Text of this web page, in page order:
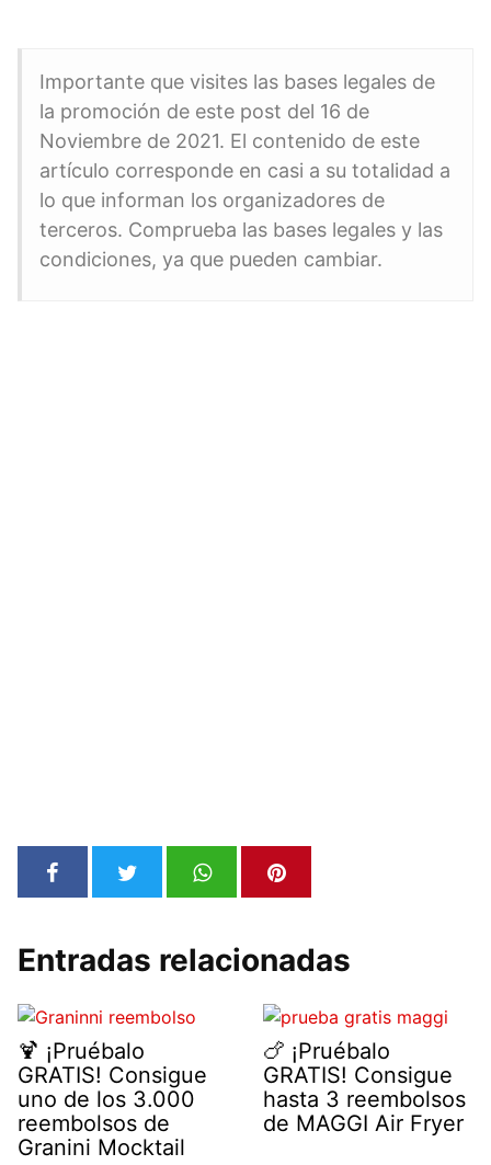
Importante que visites las bases legales de
la promoción de este post del 16 de
Noviembre de 2021. El contenido de este
artículo corresponde en casi a su totalidad a
lo que informan los organizadores de
terceros. Comprueba las bases legales y las
condiciones, ya que pueden cambiar.
Entradas relacionadas
🍹 ¡Pruébalo
GRATIS! Consigue
uno de los 3.000
reembolsos de
Granini Mocktail
🍗 ¡Pruébalo
GRATIS! Consigue
hasta 3 reembolsos
de MAGGI Air Fryer